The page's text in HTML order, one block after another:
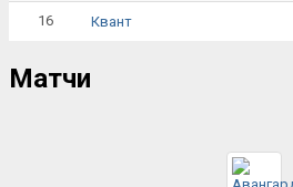
16 Квант
Матчи